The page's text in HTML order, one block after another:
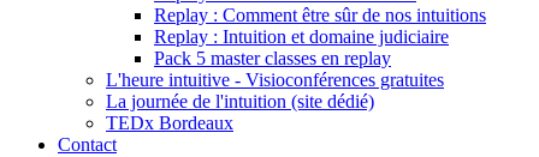
Replay : Comment être sûr de nos intuitions
Replay : Intuition et domaine judiciaire
Pack 5 master classes en replay
L'heure intuitive - Visioconférences gratuites
La journée de l'intuition (site dédié)
TEDx Bordeaux
Contact